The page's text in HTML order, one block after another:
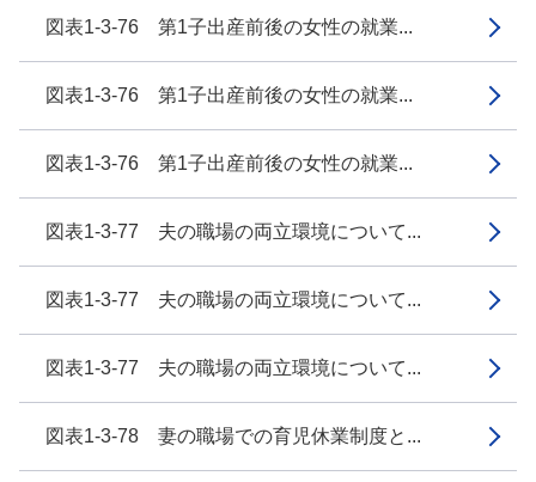
図表1-3-76 第1子出産前後の女性の就業...
図表1-3-76 第1子出産前後の女性の就業...
図表1-3-76 第1子出産前後の女性の就業...
図表1-3-77 夫の職場の両立環境について...
図表1-3-77 夫の職場の両立環境について...
図表1-3-77 夫の職場の両立環境について...
図表1-3-78 妻の職場での育児休業制度と...